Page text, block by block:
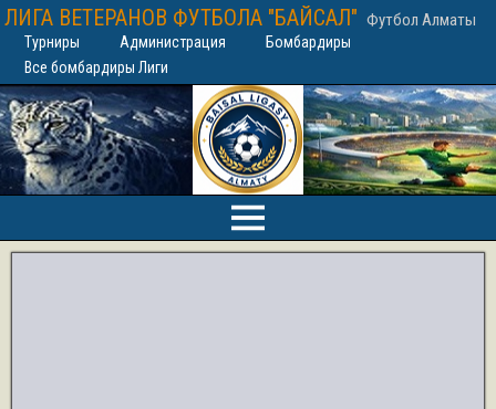
ЛИГА ВЕТЕРАНОВ ФУТБОЛА "БАЙСАЛ" Футбол Алматы
Турниры Администрация
Бомбардиры
Все бомбардиры Лиги